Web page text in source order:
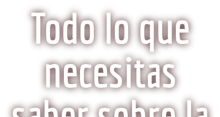
Todo lo que
necesitas